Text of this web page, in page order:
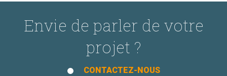
Envie de parler de votre
projet ?
CONTACTEZ-NOUS